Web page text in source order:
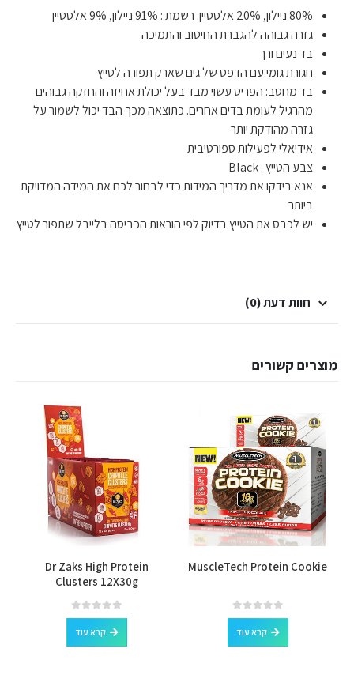
80% ניילון, 20% אלסטיין. רשמת : 91% ניילון, 9% אלסטיין
גזרה גבוהה להגברת החיטוב והתמיכה
בד נעים ורך
חגורת גומי עם הדפס של גים שארק תפורה לטייץ
בד מחטב: הפריט עשוי מבד בעל יכולת אחיזה והחזקה גבוהים
מהרגיל לעומת בדים אחרים. כתוצאה מכך הבד יכול לשמור על
גזרה מהודקת יותר
אידיאלי לפעילות ספורטיבית
צבע הטייץ : Black
אנא בידקו את מדריך המידות כדי לבחור לכם את המידה המדויקת
ביותר
יש לכבס את הטייץ בדיוק לפי הוראות הכביסה בלייבל שתפור לטייץ
חוות דעת (0)
מוצרים קשורים
MuscleTech Protein Cookie
0
out of 5
קרא עוד
Dr Zaks High Protein
Clusters 12X30g
0
out of 5
קרא עוד